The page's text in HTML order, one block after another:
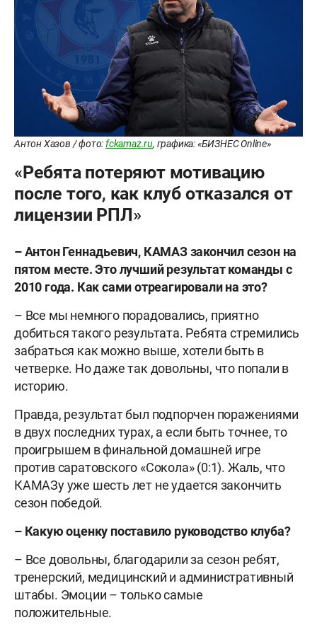
Антон Хазов / фото:fckamaz.ru, графика: «БИЗНЕС Online»
«Ребята потеряют мотивацию
после того, как клуб отказался от
лицензии РПЛ»
–Антон Геннадьевич, КАМАЗ закончил сезон на
пятом месте. Это лучший результат команды с
2010 года. Как сами отреагировали на это?
– Все мы немного порадовались, приятно
добиться такого результата. Ребята стремились
забраться как можно выше, хотели быть в
четверке. Но даже так довольны, что попали в
историю.
Правда, результат был подпорчен поражениями
в двух последних турах, а если быть точнее, то
проигрышем в финальной домашней игре
против саратовского «Сокола» (0:1). Жаль, что
КАМАЗу уже шесть лет не удается закончить
сезон победой.
– Какую оценку поставило руководство клуба?
– Все довольны, благодарили за сезон ребят,
тренерский, медицинский и административный
штабы. Эмоции – только самые
положительные.